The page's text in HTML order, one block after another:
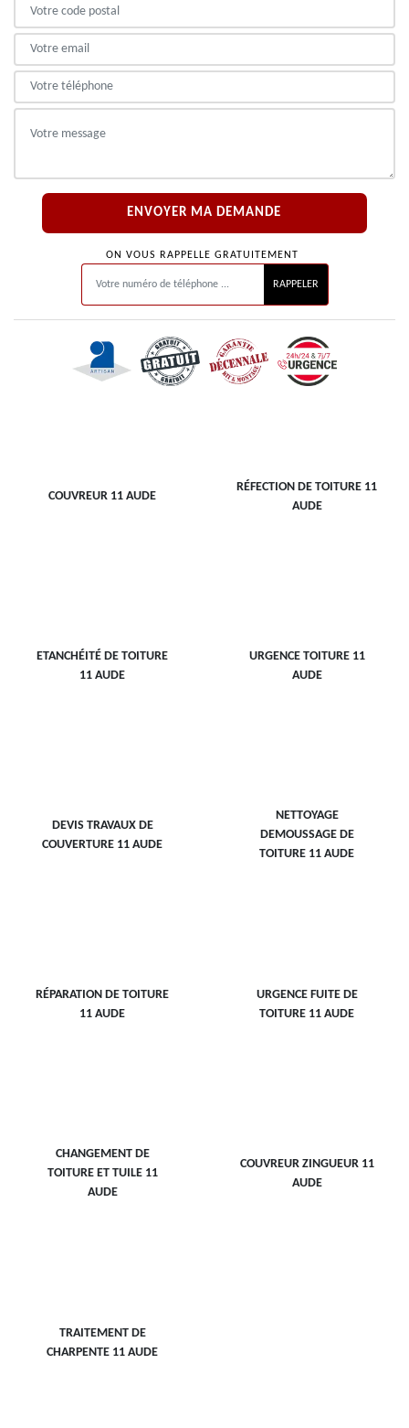
ON VOUS RAPPELLE GRATUITEMENT
COUVREUR 11 AUDE
RÉFECTION DE TOITURE 11
AUDE
ETANCHÉITÉ DE TOITURE
11 AUDE
URGENCE TOITURE 11
AUDE
DEVIS TRAVAUX DE
COUVERTURE 11 AUDE
NETTOYAGE
DEMOUSSAGE DE
TOITURE 11 AUDE
RÉPARATION DE TOITURE
11 AUDE
URGENCE FUITE DE
TOITURE 11 AUDE
CHANGEMENT DE
TOITURE ET TUILE 11
AUDE
COUVREUR ZINGUEUR 11
AUDE
TRAITEMENT DE
CHARPENTE 11 AUDE